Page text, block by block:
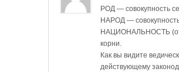
РОД — совокупность
НАРОД —
НАЦИОНАЛЬНОСТЬ (от
корни.
Как вы видите
действующему